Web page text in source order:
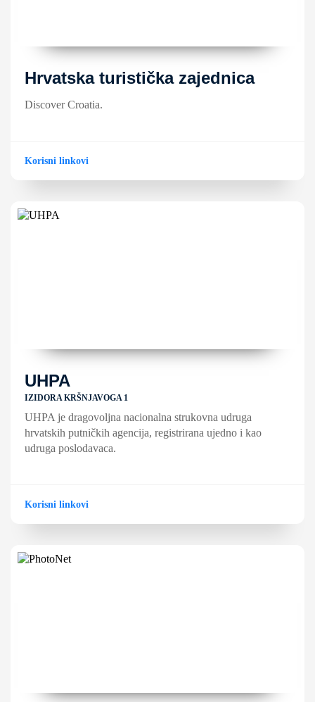
Hrvatska turistička zajednica
Discover Croatia.
Korisni linkovi
UHPA
IZIDORA KRŠNJAVOGA 1
UHPA je dragovoljna nacionalna strukovna udruga
hrvatskih putničkih agencija, registrirana ujedno i kao
udruga poslodavaca.
Korisni linkovi